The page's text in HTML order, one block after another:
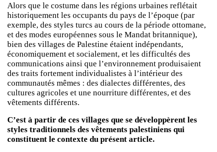
Alors que le costume dans les régions urbaines reflétait
historiquement les occupants du pays de l’époque (par
exemple, des styles turcs au cours de la période ottomane,
et des modes européennes sous le Mandat britannique),
bien des villages de Palestine étaient indépendants,
économiquement et socialement, et les difficultés des
communications ainsi que l’environnement produisaient
des traits fortement individualistes à l’intérieur des
communautés mêmes : des dialectes différentes, des
cultures agricoles et une nourriture différentes, et des
vêtements différents.
C’est à partir de ces villages que se développèrent les
styles traditionnels des vêtements palestiniens qui
constituent le contexte du présent article.